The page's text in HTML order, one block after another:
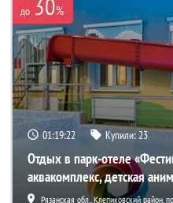
до %
01:19:21 Купили:23
Отдых в парк-отеле
аквакомплекс, детская
Рязанская обл., Клепиковский район,